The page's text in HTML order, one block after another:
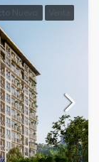
Nuevo